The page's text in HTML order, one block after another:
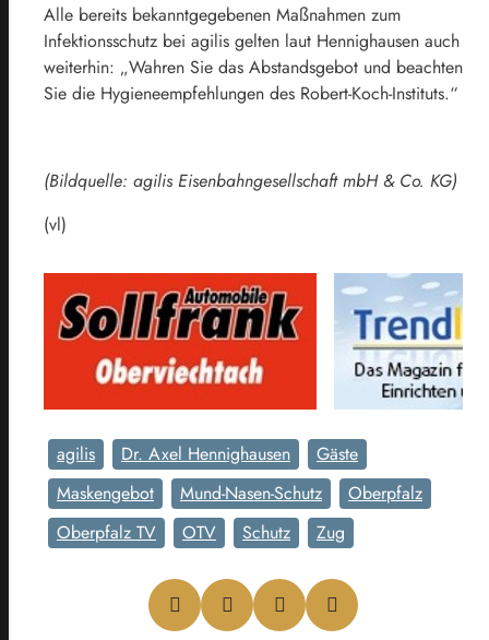
Alle bereits bekanntgegebenen Maßnahmen zum
Infektionsschutz bei agilis gelten laut Hennighausen auch
weiterhin: „Wahren Sie das Abstandsgebot und beachten
Sie die Hygieneempfehlungen des Robert-Koch-Instituts.“
(Bildquelle: agilis Eisenbahngesellschaft mbH & Co. KG)
(vl)
agilis Dr. Axel Hennighausen
Gäste
Maskengebot
Mund-Nasen-Schutz
Oberpfalz
Oberpfalz TV
OTV Schutz Zug